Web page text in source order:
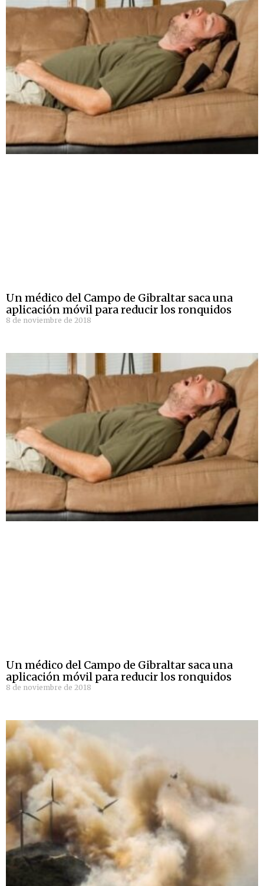
Un médico del Campo de Gibraltar saca una
aplicación móvil para reducir los ronquidos
8 de noviembre de 2018
Un médico del Campo de Gibraltar saca una
aplicación móvil para reducir los ronquidos
8 de noviembre de 2018